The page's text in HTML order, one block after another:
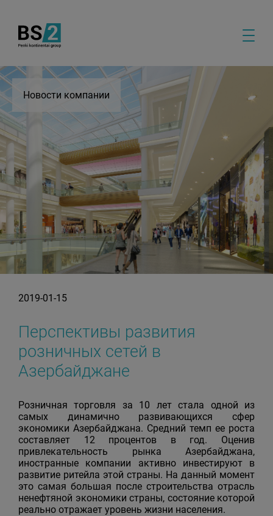
Новости компании
2019-01-15
Перспективы развития
розничных сетей в
Азербайджане
Розничная торговля за 10 лет стала одной из
самых динамично развивающихся сфер
экономики Азербайджана. Средний темп ее роста
составляет 12 процентов в год. Оценив
привлекательность рынка Азербайджана,
иностранные компании активно инвестируют в
развитие ритейла этой страны. На данный момент
это самая большая после строительства отрасль
ненефтяной экономики страны, состояние которой
реально отражает уровень жизни населения.